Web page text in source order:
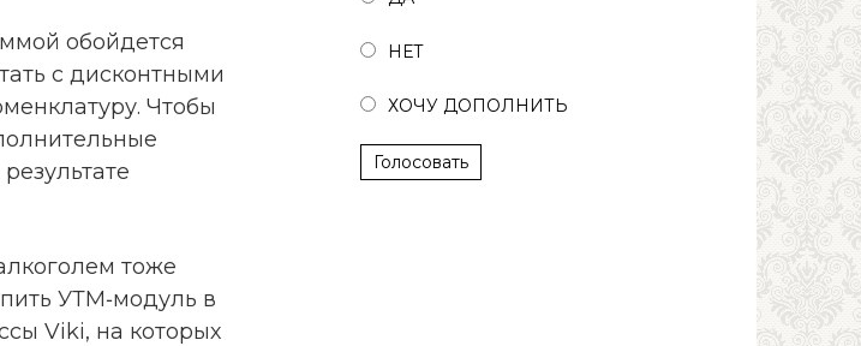
обойдется
с дисконтными
Чтобы
тоже
УТМ‑модуль в
Viki, на которых
НЕТ
ХОЧУ ДОПОЛНИТЬ
Голосовать